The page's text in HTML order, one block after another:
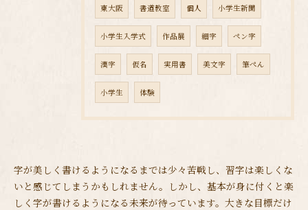
東大阪 書道教室 個人 小学生新聞
小学生入学式 作品展 細字 ペン字
漢字 仮名 実用書 美文字 筆ぺん
小学生 体験
字が美しく書けるようになるまでは少々苦戦し、習字は楽しくな
いと感じてしまうかもしれません。しかし、基本が身に付くと楽
しく字が書けるようになる未来が待っています。大きな目標だけ